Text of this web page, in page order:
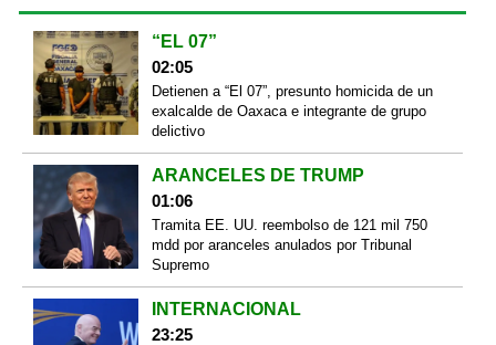
“EL 07”
02:05
Detienen a “El 07”, presunto homicida de un
exalcalde de Oaxaca e integrante de grupo
delictivo
ARANCELES DE TRUMP
01:06
Tramita EE. UU. reembolso de 121 mil 750
mdd por aranceles anulados por Tribunal
Supremo
INTERNACIONAL
23:25